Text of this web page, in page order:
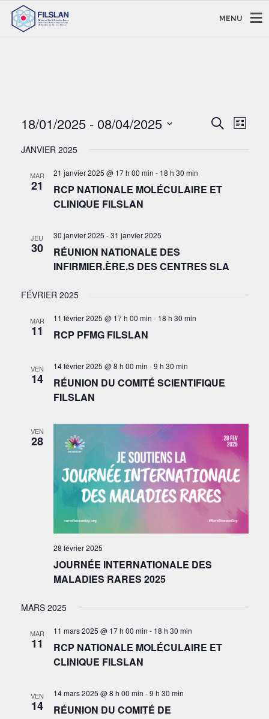
MENU
Recherche
DE
Liste
18/01/2025 - 08/04/2025
une
JANVIER 2025
MAR
21
21 janvier 2025 @ 17 h 00 min - 18 h 30 min
RCP NATIONALE MOLÉCULAIRE ET
CLINIQUE FILSLAN
JEU
30
30 janvier 2025 -31 janvier 2025
RÉUNION NATIONALE DES
INFIRMIER.ÈRE.S DES CENTRES SLA
FÉVRIER 2025
MAR
11
11 février 2025 @ 17 h 00 min - 18 h 30 min
RCP PFMG FILSLAN
VEN
14
14 février 2025 @ 8 h 00 min -9 h 30 min
RÉUNION DU COMITÉ SCIENTIFIQUE
FILSLAN
VEN
28
28 février 2025
JOURNÉE INTERNATIONALE DES
MALADIES RARES 2025
MARS 2025
MAR
11
11 mars 2025 @ 17 h 00 min - 18 h 30 min
RCP NATIONALE MOLÉCULAIRE ET
CLINIQUE FILSLAN
VEN
14
14 mars 2025 @ 8 h 00 min -9 h 30 min
RÉUNION DU COMITÉ DE